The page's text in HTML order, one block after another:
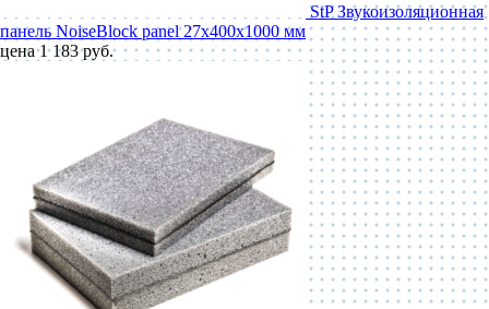
StP Звукоизоляционная
панель NoiseBlock panel 27x400x1000 мм
цена 1 183 руб.